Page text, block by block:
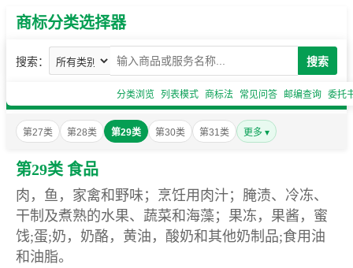
商标分类选择器
搜索： 搜索
分类浏览 列表模式 商标法 常见问答 邮编查询 委托
第27类 第28类 第29类 第30类 第31类 更多 ▾
第29类 食品
肉，鱼，家禽和野味；烹饪用肉汁；腌渍、冷冻、
干制及煮熟的水果、蔬菜和海藻；果冻，果酱，蜜
饯;蛋;奶，奶酪，黄油，酸奶和其他奶制品;食用油
和油脂。